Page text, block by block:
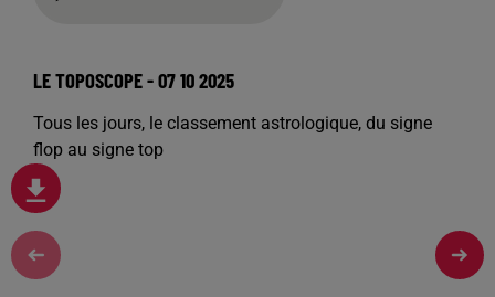
LE TOPOSCOPE - 07 10 2025
Tous les jours, le classement astrologique, du signe
flop au signe top